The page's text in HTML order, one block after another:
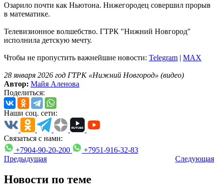
Озарило почти как Ньютона. Нижегородец совершил прорыв
в математике.
Телевизионное волшебство. ГТРК "Нижний Новгород"
исполнила детскую мечту.
Чтобы не пропустить важнейшие новости: Telegram | MAX
28 января 2026 год ГТРК «Нижний Новгород» (видео)
Автор: Майя Аленова
Поделиться:
Наши соц. сети:
Связаться с нами:
+7904-90-20-200
+7951-916-32-83
Предыдущая
Следующая
Новости по теме